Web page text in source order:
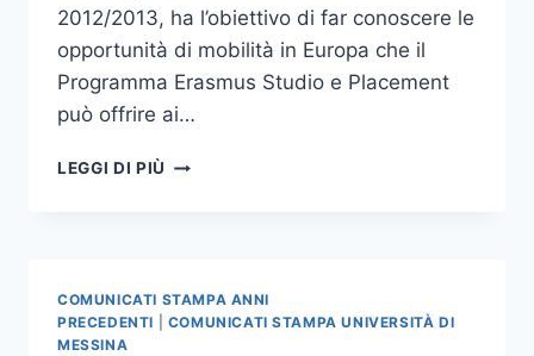
2012/2013, ha l’obiettivo di far conoscere le
opportunità di mobilità in Europa che il
Programma Erasmus Studio e Placement
può offrire ai…
LEGGI DI PIÙ ERASMUS
COMUNICATI STAMPA ANNI
PRECEDENTI
COMUNICATI STAMPA UNIVERSITÀ DI
MESSINA